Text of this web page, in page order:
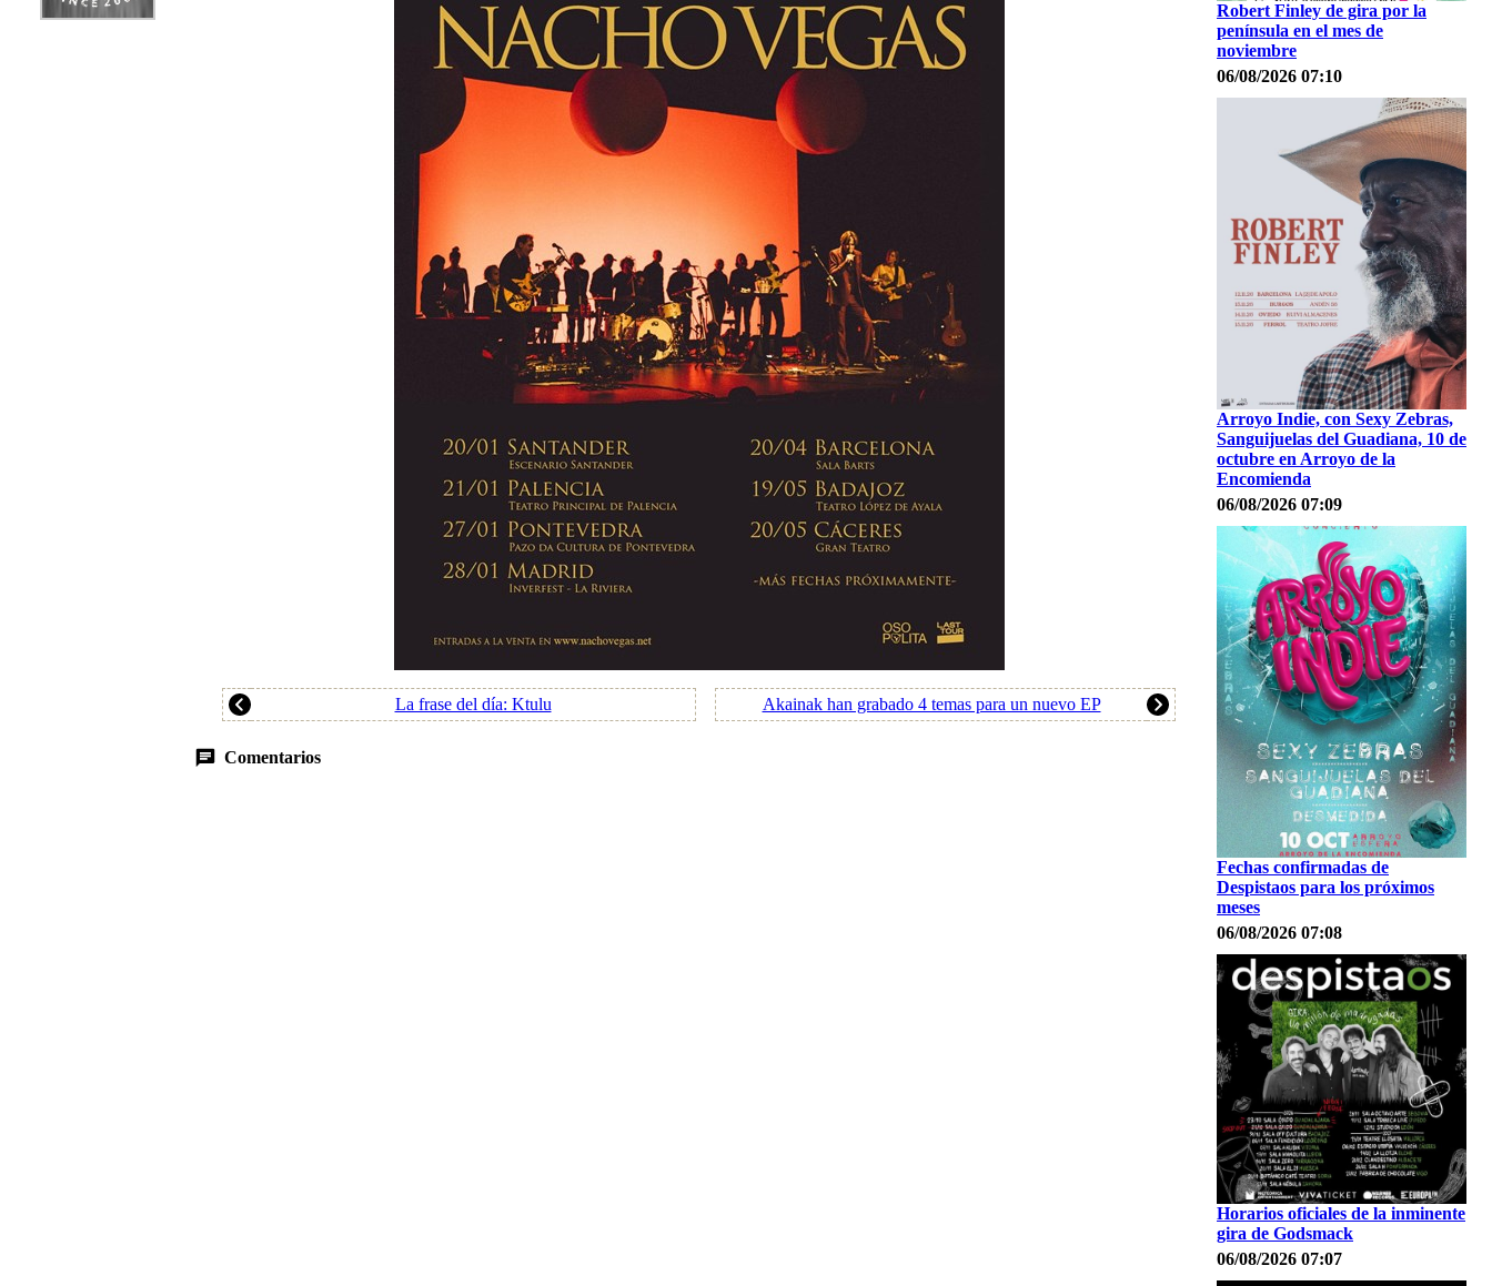
La frase del día: Ktulu Akainak han grabado 4 temas para un nuevo EP
Comentarios
Robert Finley de gira por la
península en el mes de
noviembre
06/08/2026 07:10
Arroyo Indie, con Sexy Zebras,
Sanguijuelas del Guadiana, 10 de
octubre en Arroyo de la
Encomienda
06/08/2026 07:09
Fechas confirmadas de
Despistaos para los próximos
meses
06/08/2026 07:08
Horarios oficiales de la inminente
gira de Godsmack
06/08/2026 07:07